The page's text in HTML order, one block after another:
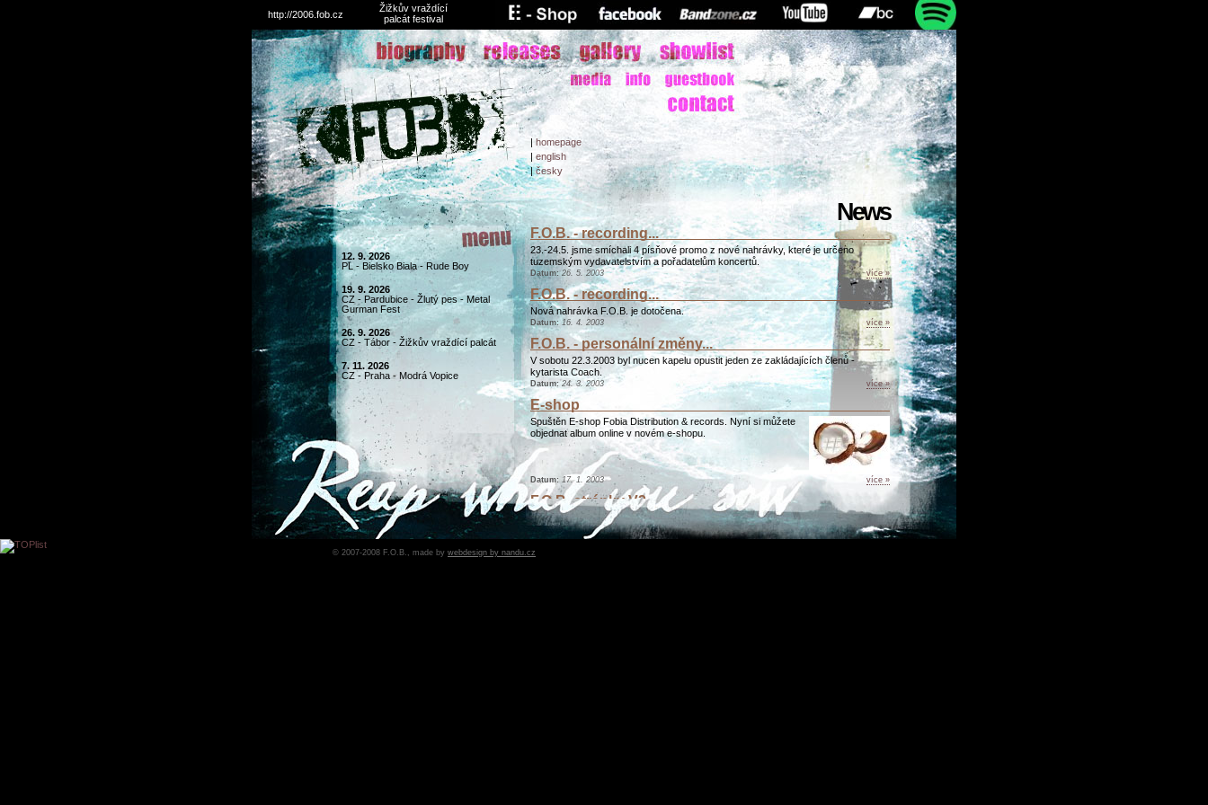
http://2006.fob.cz
Žižkův vraždící
palcát festival
| homepage
| english
|česky
12. 9. 2026
PL - Bielsko Biala - Rude Boy
19. 9. 2026
CZ - Pardubice - Žlutý pes - Metal
Gurman Fest
26. 9. 2026
CZ - Tábor - Žižkův vraždící palcát
7. 11. 2026
CZ - Praha - Modrá Vopice
News
F.O.B. - recording...
23.-24.5. jsme smíchali 4 písňové promo z nové nahrávky, které je určeno
tuzemským vydavatelstvím a pořadatelům koncertů.
Datum: 26. 5. 2003 více »
F.O.B. - recording...
Nová nahrávka F.O.B. je dotočena.
Datum: 16. 4. 2003 více »
F.O.B. - personální změny...
V sobotu 22.3.2003 byl nucen kapelu opustit jeden ze zakládajících členů -
kytarista Coach.
Datum: 24. 3. 2003 více »
E-shop
Spuštěn E-shop Fobia Distribution & records. Nyní si můžete
objednat album online v novém e-shopu.
Datum: 17. 1. 2003 více »
F.O.B. stránky V3.
Stránky kapely F.O.B. zaznamenaly designové změny.
Datum: 16. 12. 2002 více »
© 2007-2008 F.O.B., made by webdesign by nandu.cz